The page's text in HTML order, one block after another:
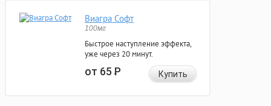
Виагра Софт
100мг
Быстрое наступление эффекта,
уже через 20 минут.
от 65Р Купить